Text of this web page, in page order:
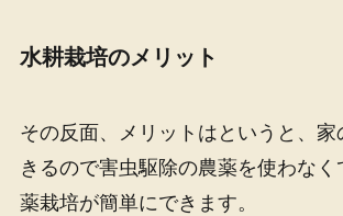
水耕栽培のメリット
その反面、メリットはというと、家
きるので害虫駆除の農薬を使わなく
薬栽培が簡単にできます。